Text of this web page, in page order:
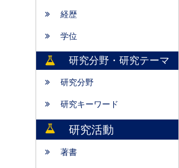
経歴
学位
研究分野・研究テーマ
研究分野
研究キーワード
研究活動
著書